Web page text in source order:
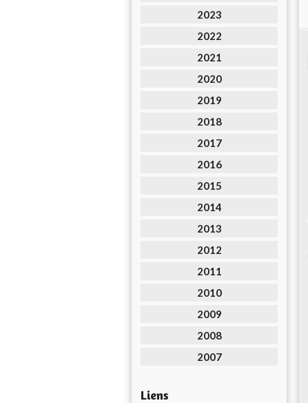
2023
2022
2021
2020
2019
2018
2017
2016
2015
2014
2013
2012
2011
2010
2009
2008
2007
Liens